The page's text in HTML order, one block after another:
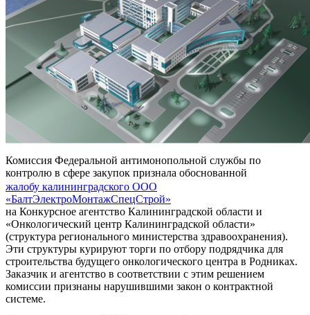
Комиссия Федеральной антимонопольной службы по
контролю в сфере закупок признала обоснованной
жалобу калининградского ООО
«БалтЭлектроМонтажСпецСтрой»
на Конкурсное агентство Калининградской области и
«Онкологический центр Калининградской области»
(структура регионального министерства здравоохранения).
Эти структуры курируют торги по отбору подрядчика для
строительства будущего онкологического центра в Родниках.
Заказчик и агентство в соответствии с этим решением
комиссии признаны нарушившими закон о контрактной
системе.